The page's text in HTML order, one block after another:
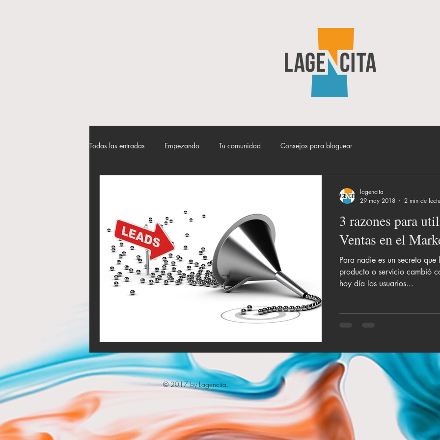
Todas las entradas Empezando Tu comunidad Consejos para bloguear
3 razones para
Ventas en el
Para nadie es un secreto
producto o servicio cambió
hoy día los usuarios...
lagencita
29 may 2018
2 min de
© 2017 by Lagencita.